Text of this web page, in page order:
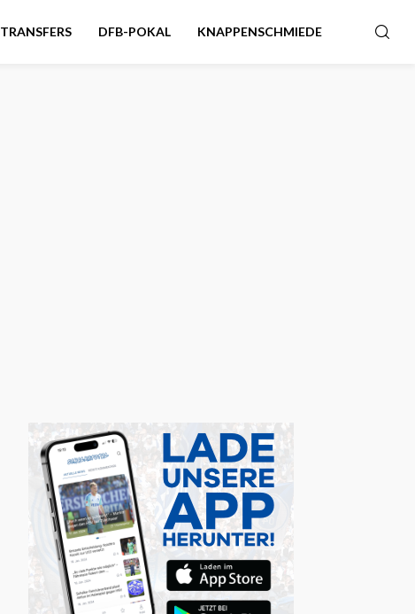
TRANSFERS DFB-POKAL KNAPPENSCHMIEDE